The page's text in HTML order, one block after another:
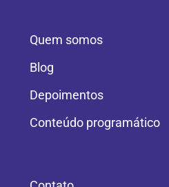
Quem somos
Blog
Depoimentos
Conteúdo programático